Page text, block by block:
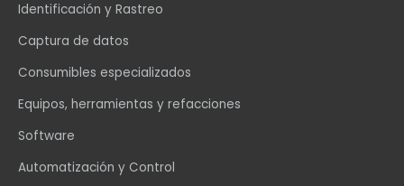
Identificación y Rastreo
Captura de datos
Consumibles especializados
Equipos, herramientas y refacciones
Software
Automatización y Control